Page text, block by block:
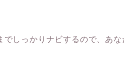
でしっかりナビするので、あ